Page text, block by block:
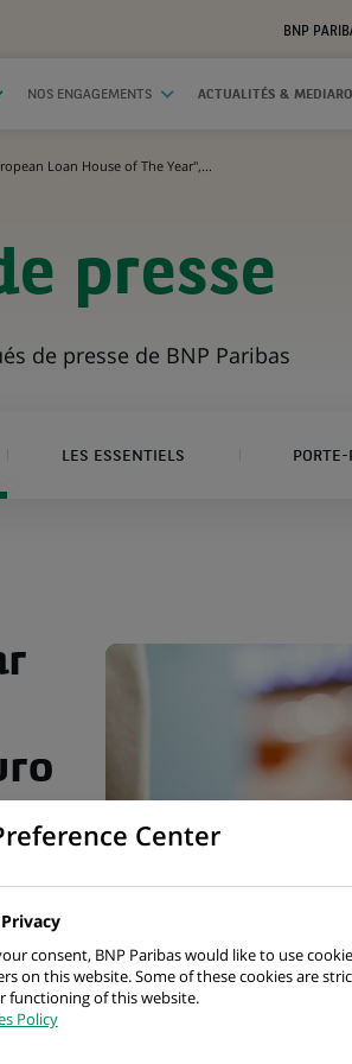
BNP
NOS ENGAGEMENTS ACTUALITÉS &
Loan House of The Year",...
presse
de presse de BNP Paribas
LES ESSENTIELS PORTE-
Loan House of The Year" et
Center
consent, BNP Paribas would like to use
on this website. Some of these cookies are
functioning of this website.
Policy